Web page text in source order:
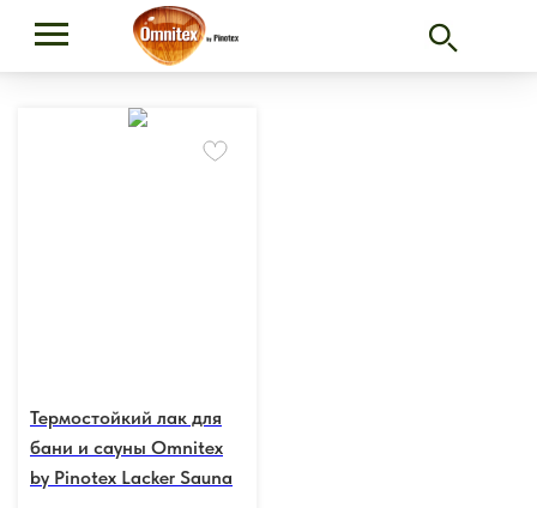
Термостойкий лак для
бани и сауны Omnitex
by Pinotex Lacker Sauna